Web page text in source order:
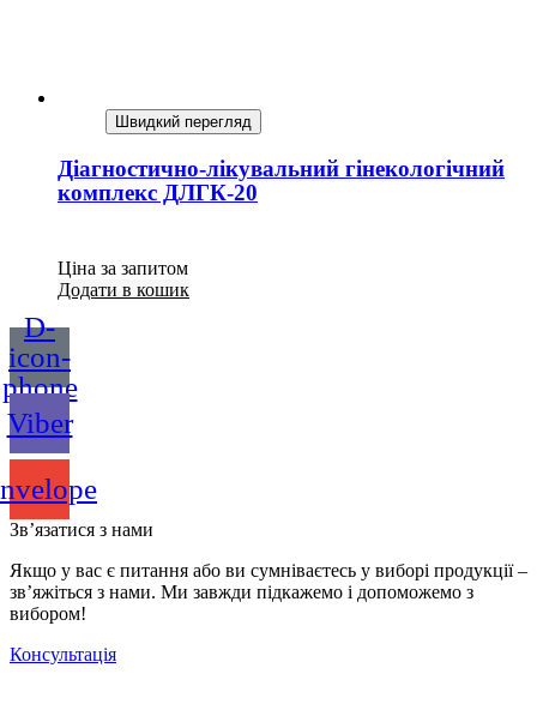
Швидкий перегляд
Діагностично-лікувальний гінекологічний
комплекс ДЛГК-20
Ціна за запитом
Додати в кошик
D-
icon-
phone
Viber
Зв’язатися з нами
Якщо у вас є питання або ви сумніваєтесь у виборі продукції –
зв’яжіться з нами. Ми завжди підкажемо і допоможемо з
вибором!
Консультація